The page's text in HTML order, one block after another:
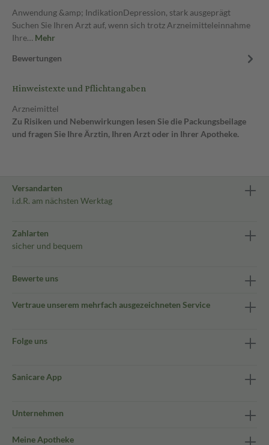
Anwendung &amp; IndikationDepression, stark ausgeprägt
Suchen Sie Ihren Arzt auf, wenn sich trotz Arzneimitteleinnahme
Ihre… Mehr
Bewertungen
Hinweistexte und Pflichtangaben
Arzneimittel
Zu Risiken und Nebenwirkungen lesen Sie die Packungsbeilage
und fragen Sie Ihre Ärztin, Ihren Arzt oder in Ihrer Apotheke.
Versandarten
i.d.R. am nächsten Werktag
Zahlarten
sicher und bequem
Bewerte uns
Vertraue unserem mehrfach ausgezeichneten Service
Folge uns
Sanicare App
Unternehmen
Meine Apotheke